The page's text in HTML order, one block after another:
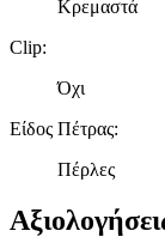
Κρεμαστά
Clip:
Όχι
Είδος Πέτρας:
Πέρλες